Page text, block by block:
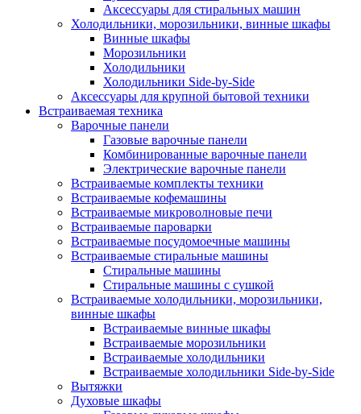
Аксессуары для стиральных машин
Холодильники, морозильники, винные шкафы
Винные шкафы
Морозильники
Холодильники
Холодильники Side-by-Side
Аксессуары для крупной бытовой техники
Встраиваемая техника
Варочные панели
Газовые варочные панели
Комбинированные варочные панели
Электрические варочные панели
Встраиваемые комплекты техники
Встраиваемые кофемашины
Встраиваемые микроволновые печи
Встраиваемые пароварки
Встраиваемые посудомоечные машины
Встраиваемые стиральные машины
Стиральные машины
Стиральные машины с сушкой
Встраиваемые холодильники, морозильники,
винные шкафы
Встраиваемые винные шкафы
Встраиваемые морозильники
Встраиваемые холодильники
Встраиваемые холодильники Side-by-Side
Вытяжки
Духовые шкафы